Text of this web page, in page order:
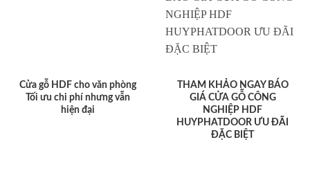
Cửa gỗ HDF cho văn phòng
Tối ưu chi phí nhưng vẫn
hiện đại
THAM KHẢO NGAY BÁO
GIÁ CỬA GỖ CÔNG
NGHIỆP HDF
HUYPHATDOOR ƯU ĐÃI
ĐẶC BIỆT